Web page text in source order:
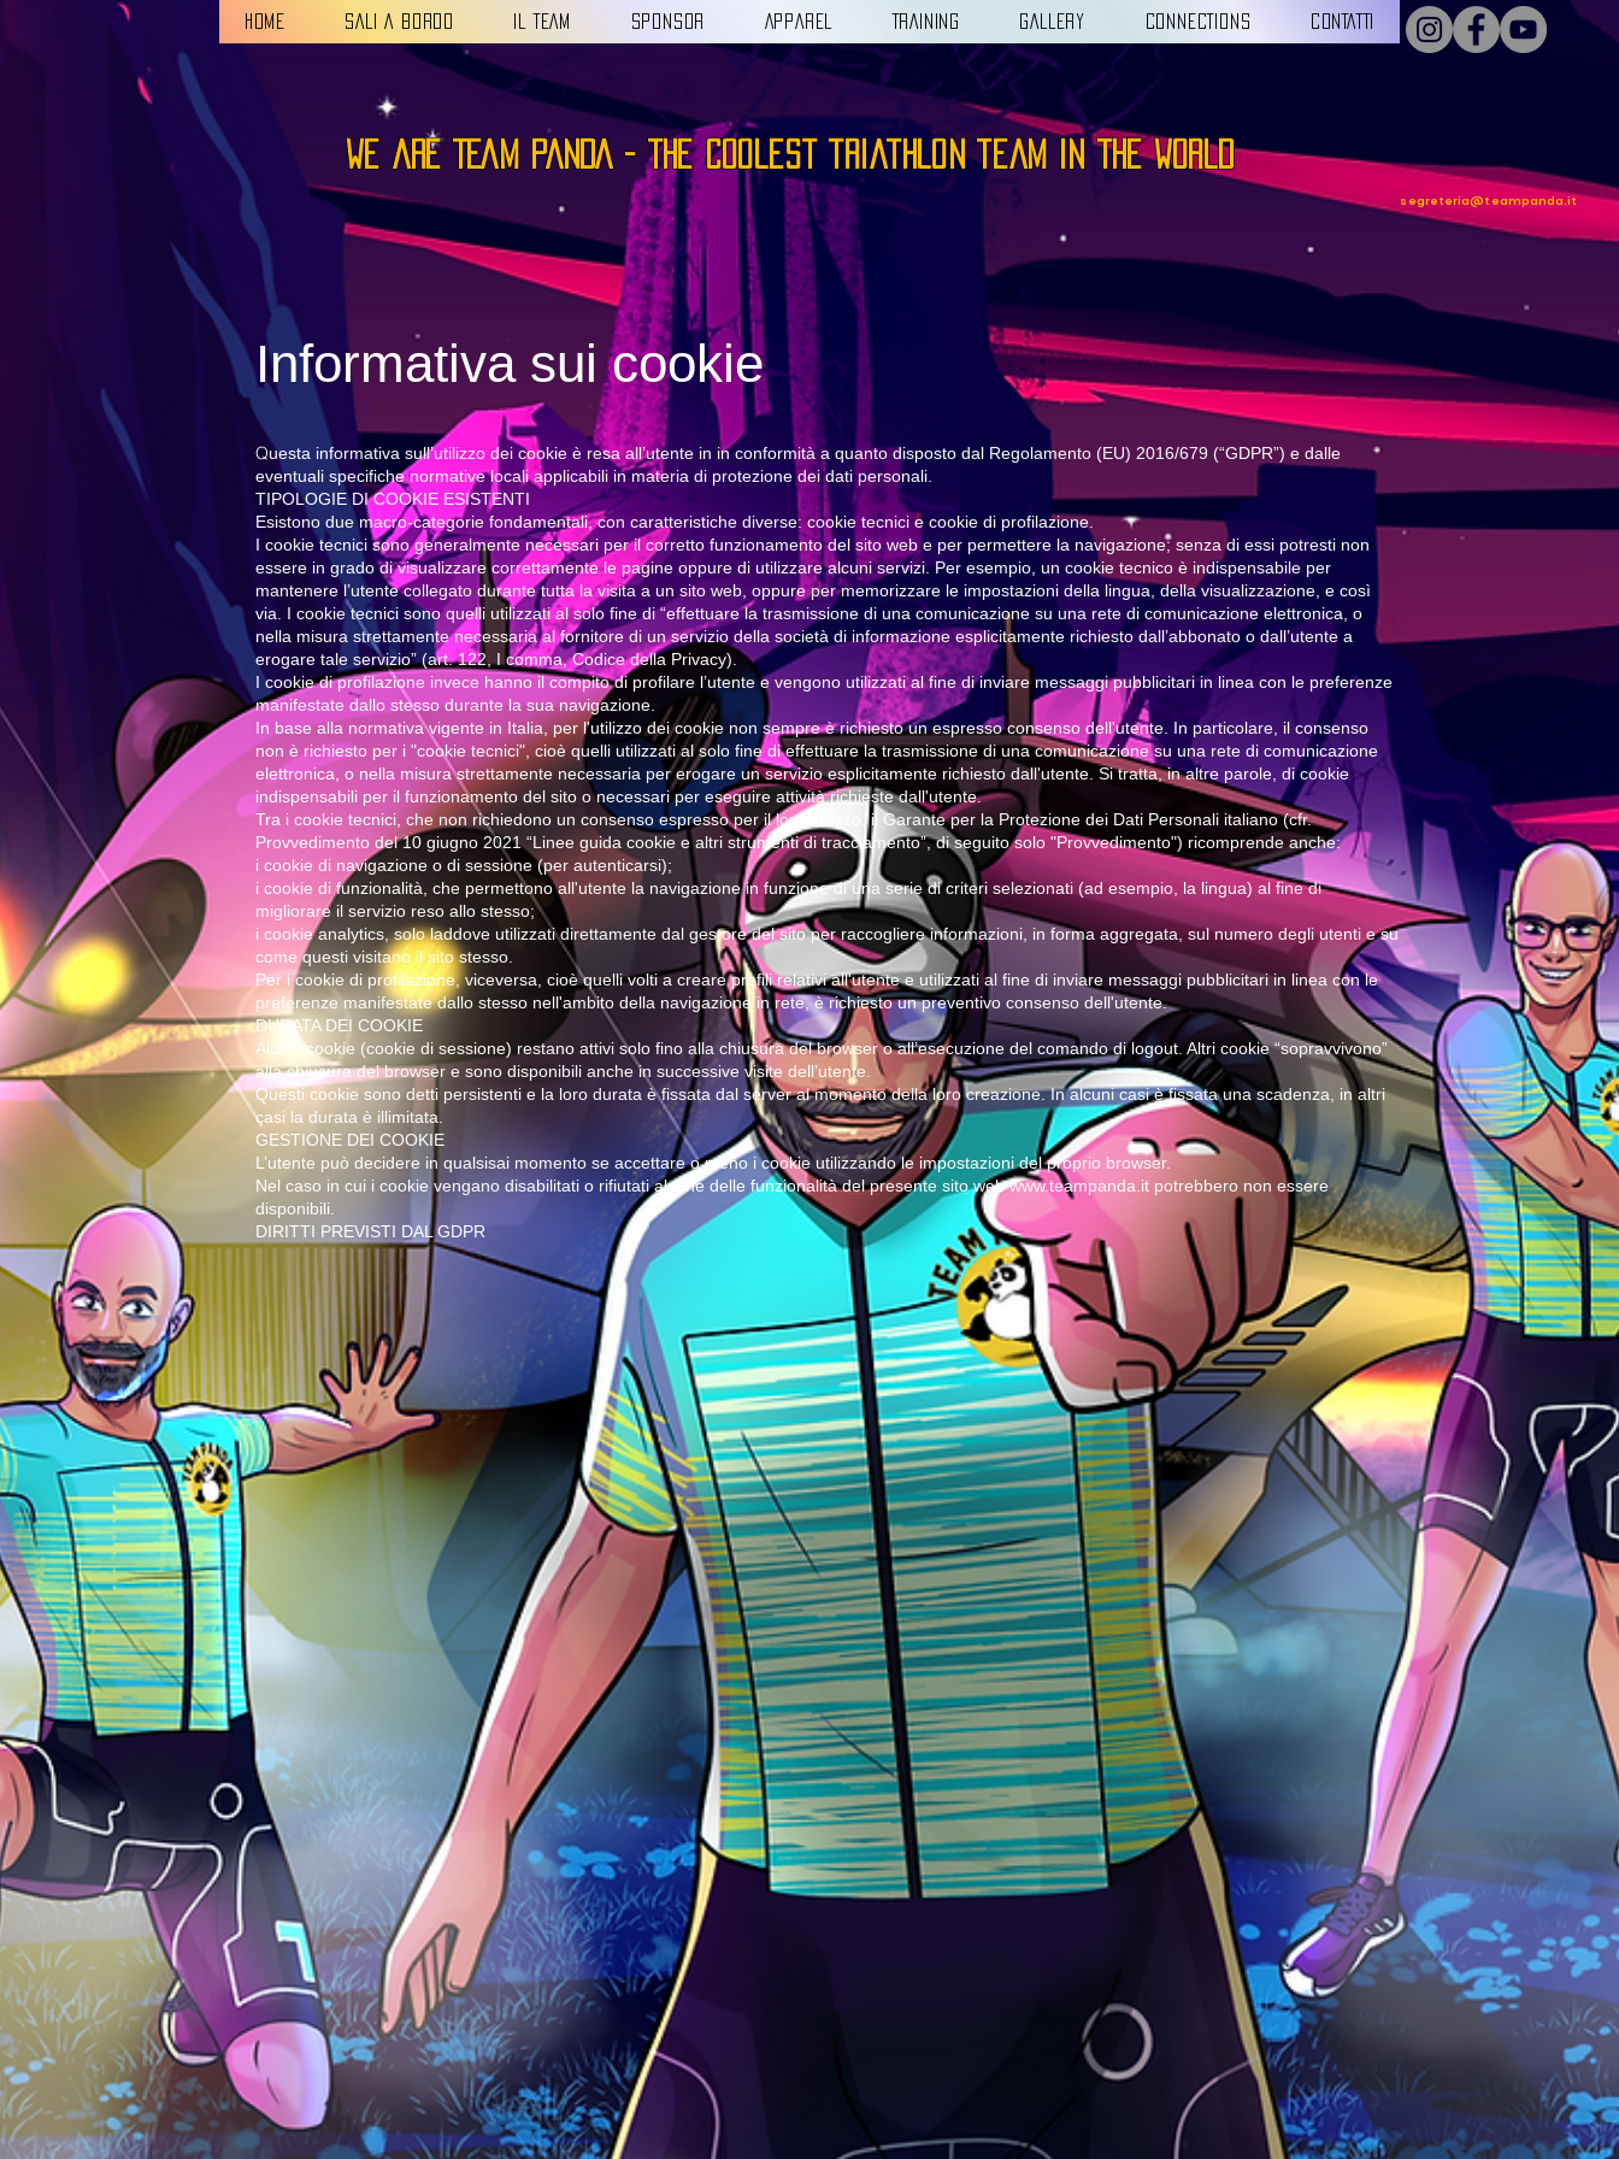
HOME SALI A BORDO IL TEAM SPONSOR APPAREL TRAINING GALLERY CONNECTIONS CONTATTI
we are TEAM PANDA - the coolest triathlon team in the world
segreteria@teampanda.it
Informativa sui cookie
Questa informativa sull’utilizzo dei cookie è resa all’utente in in conformità a quanto disposto dal Regolamento (EU) 2016/679 (“GDPR”) e dalle
eventuali specifiche normative locali applicabili in materia di protezione dei dati personali.
TIPOLOGIE DI COOKIE ESISTENTI
Esistono due macro-categorie fondamentali, con caratteristiche diverse: cookie tecnici e cookie di profilazione.
I cookie tecnici sono generalmente necessari per il corretto funzionamento del sito web e per permettere la navigazione; senza di essi potresti non
essere in grado di visualizzare correttamente le pagine oppure di utilizzare alcuni servizi. Per esempio, un cookie tecnico è indispensabile per
mantenere l’utente collegato durante tutta la visita a un sito web, oppure per memorizzare le impostazioni della lingua, della visualizzazione, e così
via. I cookie tecnici sono quelli utilizzati al solo fine di “effettuare la trasmissione di una comunicazione su una rete di comunicazione elettronica, o
nella misura strettamente necessaria al fornitore di un servizio della società di informazione esplicitamente richiesto dall’abbonato o dall’utente a
erogare tale servizio” (art. 122, I comma, Codice della Privacy).
I cookie di profilazione invece hanno il compito di profilare l’utente e vengono utilizzati al fine di inviare messaggi pubblicitari in linea con le preferenze
manifestate dallo stesso durante la sua navigazione.
In base alla normativa vigente in Italia, per l'utilizzo dei cookie non sempre è richiesto un espresso consenso dell'utente. In particolare, il consenso
non è richiesto per i "cookie tecnici", cioè quelli utilizzati al solo fine di effettuare la trasmissione di una comunicazione su una rete di comunicazione
elettronica, o nella misura strettamente necessaria per erogare un servizio esplicitamente richiesto dall'utente. Si tratta, in altre parole, di cookie
indispensabili per il funzionamento del sito o necessari per eseguire attività richieste dall'utente.
Tra i cookie tecnici, che non richiedono un consenso espresso per il loro utilizzo, il Garante per la Protezione dei Dati Personali italiano (cfr.
Provvedimento del 10 giugno 2021 “Linee guida cookie e altri strumenti di tracciamento”, di seguito solo "Provvedimento") ricomprende anche:
i cookie di navigazione o di sessione (per autenticarsi);
i cookie di funzionalità, che permettono all'utente la navigazione in funzione di una serie di criteri selezionati (ad esempio, la lingua) al fine di
migliorare il servizio reso allo stesso;
i cookie analytics, solo laddove utilizzati direttamente dal gestore del sito per raccogliere informazioni, in forma aggregata, sul numero degli utenti e su
come questi visitano il sito stesso.
Per i cookie di profilazione, viceversa, cioè quelli volti a creare profili relativi all'utente e utilizzati al fine di inviare messaggi pubblicitari in linea con le
preferenze manifestate dallo stesso nell'ambito della navigazione in rete, è richiesto un preventivo consenso dell'utente.
DURATA DEI COOKIE
Alcuni cookie (cookie di sessione) restano attivi solo fino alla chiusura del browser o all’esecuzione del comando di logout. Altri cookie “sopravvivono”
alla chiusura del browser e sono disponibili anche in successive visite dell’utente.
Questi cookie sono detti persistenti e la loro durata è fissata dal server al momento della loro creazione. In alcuni casi è fissata una scadenza, in altri
casi la durata è illimitata.
GESTIONE DEI COOKIE
L’utente può decidere in qualsisai momento se accettare o meno i cookie utilizzando le impostazioni del proprio browser.
Nel caso in cui i cookie vengano disabilitati o rifiutati alcune delle funzionalità del presente sito web www.teampanda.it potrebbero non essere
disponibili.
DIRITTI PREVISTI DAL GDPR